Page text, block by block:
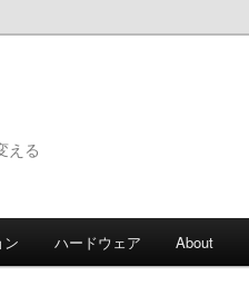
える
ン ハードウェア About